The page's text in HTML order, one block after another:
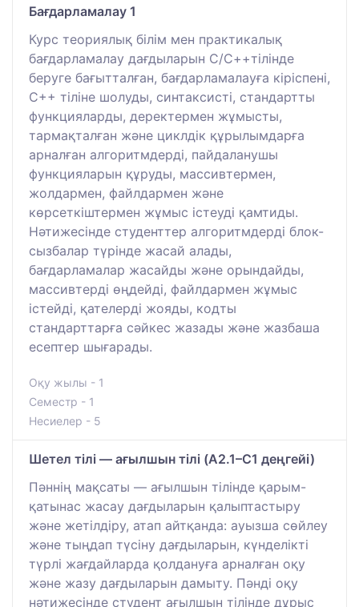
Бағдарламалау 1
Курс теориялық білім мен практикалық
бағдарламалау дағдыларын С/С++тілінде
беруге бағытталған, бағдарламалауға кіріспені,
С++ тіліне шолуды, синтаксисті, стандартты
функцияларды, деректермен жұмысты,
тармақталған және циклдік құрылымдарға
арналған алгоритмдерді, пайдаланушы
функцияларын құруды, массивтермен,
жолдармен, файлдармен және
көрсеткіштермен жұмыс істеуді қамтиды.
Нәтижесінде студенттер алгоритмдерді блок-
сызбалар түрінде жасай алады,
бағдарламалар жасайды және орындайды,
массивтерді өңдейді, файлдармен жұмыс
істейді, қателерді жояды, кодты
стандарттарға сәйкес жазады және жазбаша
есептер шығарады.
Оқу жылы - 1
Семестр - 1
Несиелер - 5
Шетел тілі — ағылшын тілі (A2.1–C1 деңгейі)
Пәннің мақсаты — ағылшын тілінде қарым-
қатынас жасау дағдыларын қалыптастыру
және жетілдіру, атап айтқанда: ауызша сөйлеу
және тыңдап түсіну дағдыларын, күнделікті
түрлі жағдайларда қолдануға арналған оқу
және жазу дағдыларын дамыту. Пәнді оқу
нәтижесінде студент ағылшын тілінде дұрыс